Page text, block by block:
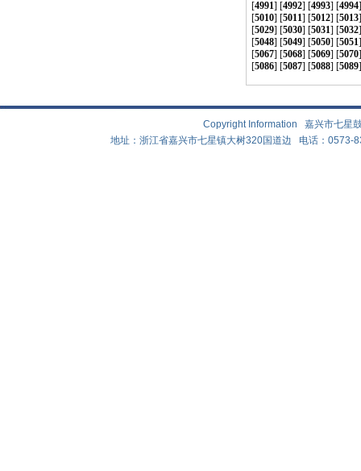
[4991] [4992] [4993] [4994
[5010] [5011] [5012] [5013
[5029] [5030] [5031] [5032
[5048] [5049] [5050] [5051
[5067] [5068] [5069] [5070
[5086] [5087] [5088] [5089
Copyright Information 嘉兴市七
地址：浙江省嘉兴市七星镇大树320国道边 电话：